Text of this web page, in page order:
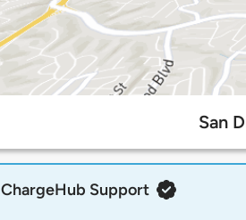
San
ChargeHub Support